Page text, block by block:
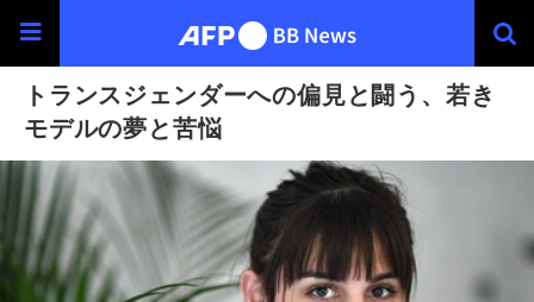
トランスジェンダーへの偏見と闘う、若き
モデルの夢と苦悩